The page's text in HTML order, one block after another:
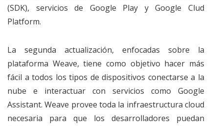
(SDK), servicios de Google Play y Google Clud
Platform.
La segunda actualización, enfocadas sobre la
plataforma Weave, tiene como objetivo hacer más
fácil a todos los tipos de dispositivos conectarse a la
nube e interactuar con servicios como Google
Assistant. Weave provee toda la infraestructura cloud
necesaria para que los desarrolladores puedan